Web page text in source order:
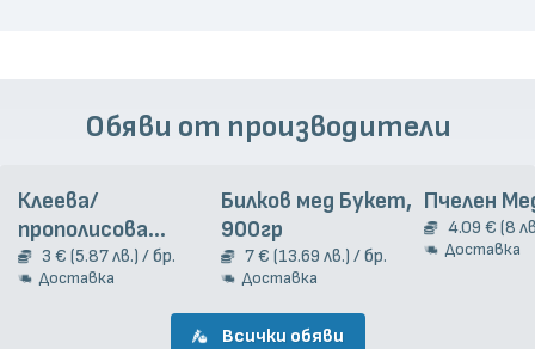
Обяви от производители
Клеева/
прополисова
тинктура, 20 мл
3 € (5.87 лв.) / бр.
Доставка
Билков мед Букет,
900гр
7 € (13.69 лв.) / бр.
Доставка
Пчелен
4.09 € (8
Доставка
Всички обяви